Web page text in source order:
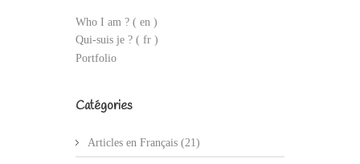
Who I am ? ( en )
Qui-suis je ? ( fr )
Portfolio
Catégories
Articles en Français (21)